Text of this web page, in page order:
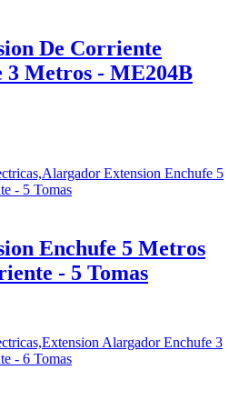
De Corriente
Metros - ME204B
Enchufe 5 Metros
- 5 Tomas